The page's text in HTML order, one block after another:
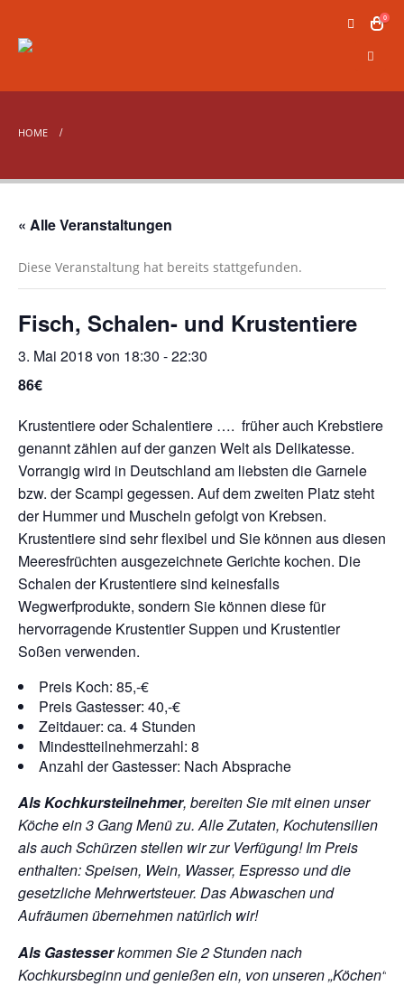
0
HOME
« Alle Veranstaltungen
Diese Veranstaltung hat bereits stattgefunden.
Fisch, Schalen- und Krustentiere
3. Mai 2018 von 18:30 -22:30
86€
Krustentiere oder Schalentiere …. früher auch Krebstiere
genannt zählen auf der ganzen Welt als Delikatesse.
Vorrangig wird in Deutschland am liebsten die Garnele
bzw. der Scampi gegessen. Auf dem zweiten Platz steht
der Hummer und Muscheln gefolgt von Krebsen.
Krustentiere sind sehr flexibel und Sie können aus diesen
Meeresfrüchten ausgezeichnete Gerichte kochen. Die
Schalen der Krustentiere sind keinesfalls
Wegwerfprodukte, sondern Sie können diese für
hervorragende Krustentier Suppen und Krustentier
Soßen verwenden.
Preis Koch: 85,-€
Preis Gastesser: 40,-€
Zeitdauer: ca. 4 Stunden
Mindestteilnehmerzahl: 8
Anzahl der Gastesser: Nach Absprache
Als Kochkursteilnehmer, bereiten Sie mit einen unser
Köche ein 3 Gang Menü zu. Alle Zutaten, Kochutensilien
als auch Schürzen stellen wir zur Verfügung!Im Preis
enthalten: Speisen, Wein, Wasser, Espresso und die
gesetzliche Mehrwertsteuer. Das Abwaschen und
Aufräumen übernehmen natürlich wir!
Als Gastesserkommen Sie 2 Stunden nach
Kochkursbeginn und genießen ein, von unseren „Köchen“